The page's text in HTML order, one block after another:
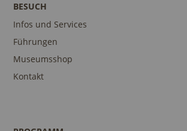
BESUCH
Infos und Services
Führungen
Museumsshop
Kontakt